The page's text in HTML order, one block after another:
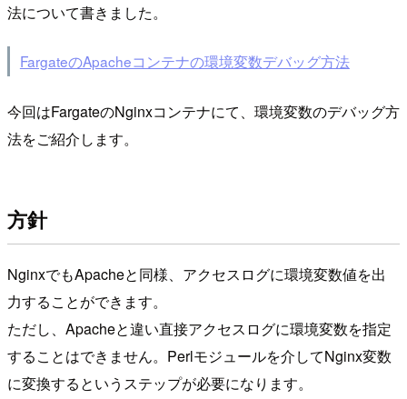
法について書きました。
FargateのApacheコンテナの環境変数デバッグ方法
今回はFargateのNginxコンテナにて、環境変数のデバッグ方
法をご紹介します。
方針
NginxでもApacheと同様、アクセスログに環境変数値を出
力することができます。
ただし、Apacheと違い直接アクセスログに環境変数を指定
することはできません。Perlモジュールを介してNginx変数
に変換するというステップが必要になります。